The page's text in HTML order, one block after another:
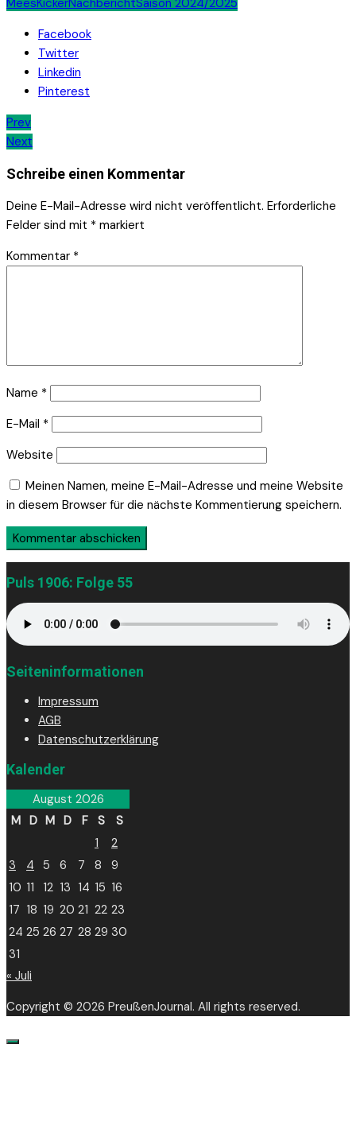
Facebook
Twitter
Linkedin
Pinterest
Beitrags-
Navigation
Prev
Next
Schreibe einen Kommentar
Deine E-Mail-Adresse wird nicht veröffentlicht. Erforderliche
Felder sind mit * markiert
Kommentar *
Name *
E-Mail *
Website
Meinen Namen, meine E-Mail-Adresse und meine Website
in diesem Browser für die nächste Kommentierung speichern.
Puls 1906: Folge 55
Seiteninformationen
Impressum
AGB
Datenschutzerklärung
Kalender
August 2026
M D M D F S
S
1
2
3
4 5 6 7 8
9
10 11 12 13 14 15 16
17 18 19 20 21 22 23
24 25 26 27 28 29 30
31
« Juli
Copyright © 2026 PreußenJournal. All rights reserved.